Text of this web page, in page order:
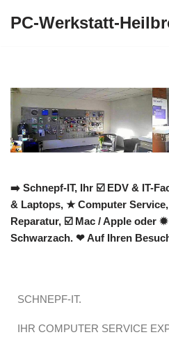
PC-Werkstatt-
➡️ Schnepf-IT, Ihr ☑️ EDV & IT-
& Laptops, ★ Computer
Reparatur, ☑️ Mac / Apple oder
Schwarzach. ❤ Auf Ihren
SCHNEPF-IT.
IHR COMPUTER SERVICE